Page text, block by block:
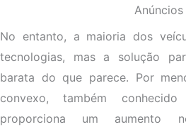
Anúncios
No entanto, a maioria dos
tecnologias, mas a solução
barata do que parece. Por
convexo, também conhecido
proporciona um aumento